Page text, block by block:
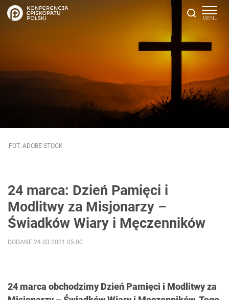
FOT. ADOBE STOCK
24 marca: Dzień Pamięci i
Modlitwy za Misjonarzy –
Świadków Wiary i Męczenników
24 marca obchodzimy Dzień Pamięci i Modlitwy za
DODANE 24.03.2021 05:00